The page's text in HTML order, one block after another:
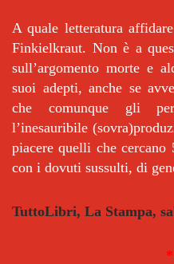
A quale letteratura
Finkielkraut. Non è a
sull’argomento morte e
suoi adepti, anche se
che comunque gli
l’inesauribile
piacere quelli che
con i dovuti sussulti, di
TuttoLibri, La Stampa,